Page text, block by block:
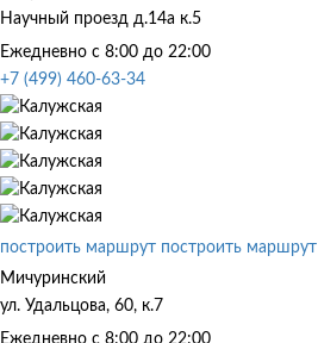
Научный проезд д.14а к.5
Ежедневно с 8:00 до 22:00
+7 (499) 460-63-34
построить маршрут построить маршрут
Мичуринский
ул. Удальцова, 60, к.7
Ежедневно с 8:00 до 22:00